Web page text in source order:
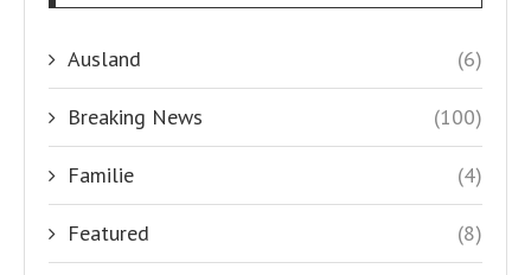
Ausland (6)
Breaking News (100)
Familie (4)
Featured (8)